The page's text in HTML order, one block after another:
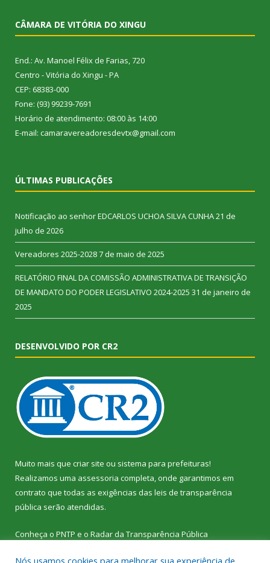
CÂMARA DE VITÓRIA DO XINGU
End.: Av. Manoel Félix de Farias, 720
Centro - Vitória do Xingu - PA
CEP: 68383-000
Fone: (93) 99239-7691
Horário de atendimento: 08:00 às 14:00
E-mail: camaravereadoresdevtx@gmail.com
ÚLTIMAS PUBLICAÇÕES
Notificação ao senhor EDCARLOS UCHOA SILVA CUNHA21 de
julho de 2026
Vereadores 2025-20287 de maio de 2025
RELATÓRIO FINAL DA COMISSÃO ADMINISTRATIVA DE TRANSIÇÃO
DE MANDATO DO PODER LEGISLATIVO 2024-2025 31 de janeiro de
2025
DESENVOLVIDO POR CR2
Muito mais que criar site ou sistema para prefeituras!
Realizamos uma assessoria completa, onde garantimos em
contrato que todas as exigências das leis de transparência
pública serão atendidas.
Conheça o PNTP e o Radar da Transparência Pública
Nós usamos cookies para melhorar sua experiência de